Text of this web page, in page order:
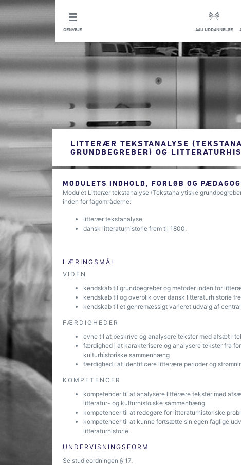
GENVEJE AAU UDDANNELSE
LITTERÆR TEKSTANALYSE
GRUNDBEGREBER) OG
MODULETS INDHOLD, FORLØB OG
Modulet Litterær tekstanalyse (Tekstanalytiske
inden for fagområderne:
litterær tekstanalyse
dansk litteraturhistorie frem til 1800.
LÆRINGSMÅL
VIDEN
kendskab til grundbegreber og metoder inden for
kendskab til og overblik over dansk litteraturhistorie
kendskab til et genremæssigt varieret udvalg af
FÆRDIGHEDER
evne til at beskrive og analysere tekster med afsæt i
færdighed i at karakterisere og analysere tekster fra
kulturhistoriske sammenhæng
færdighed i at identificere litterære perioder og
KOMPETENCER
kompetencer til at analysere litterære tekster med
litteratur- og kulturhistoiske sammenhæng
kompetencer til at redegøre for litteraturhistoriske
kompetencer til at kunne fortsætte sin egen faglige
litteraturhistorie.
UNDERVISNINGSFORM
Se studieordningen § 17.